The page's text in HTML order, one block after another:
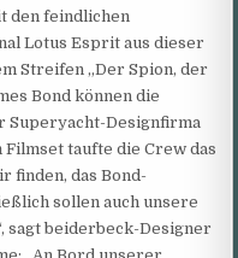
den feindlichen
Lotus Esprit aus dieser
Streifen „Der Spion, der
Bond können die
Superyacht-Designfirma
Filmset taufte die Crew das
finden, das Bond-
sollen auch unsere
sagt beiderbeck-Designer